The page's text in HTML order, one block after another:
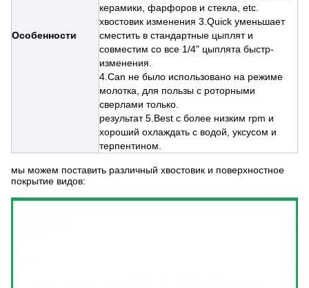
Особенности
керамики, фарфоров и стекла, etc.
хвостовик изменения 3.Quick уменьшает
сместить в стандартные цыплят и
совместим со все 1/4" цыплята быстр-
изменения.
4.Can не было использовано на режиме
молотка, для пользы с роторными
сверлами только.
результат 5.Best с более низким rpm и
хороший охлаждать с водой, уксусом и
терпентином.
мы можем поставить различный хвостовик и поверхностное
покрытие видов: